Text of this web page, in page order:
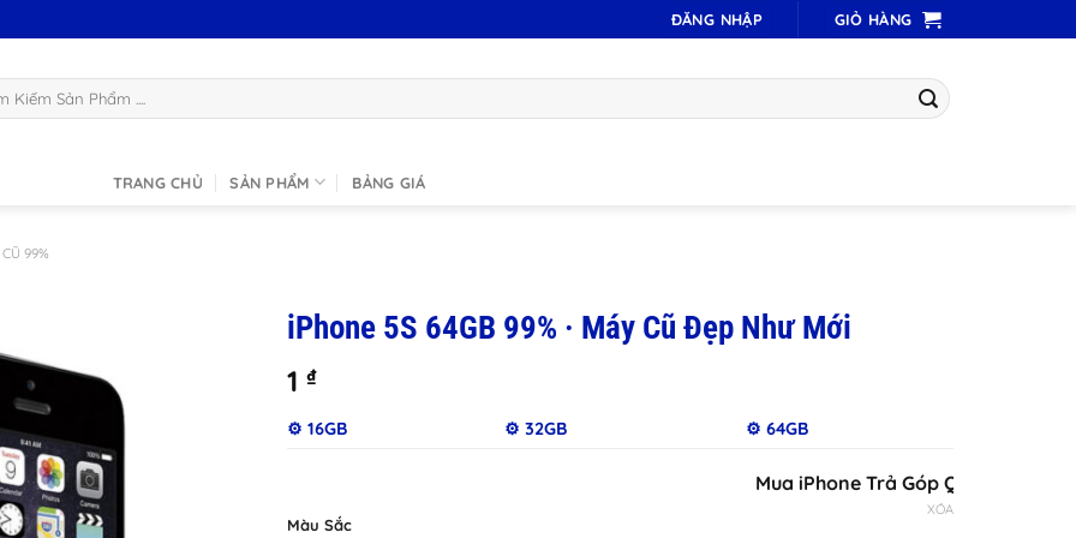
ĐĂNG NHẬP GIỎ HÀNG
TRANG CHỦ SẢN PHẨM BẢNG GIÁ
99%
iPhone 5S 64GB 99% · Máy Cũ Đẹp Như Mới
1 ₫
⚙️ 16GB ⚙️ 32GB ⚙️ 64GB
Mua iPhone Trả Góp Qua iCloud Chỉ
Màu Sắc
XÓA